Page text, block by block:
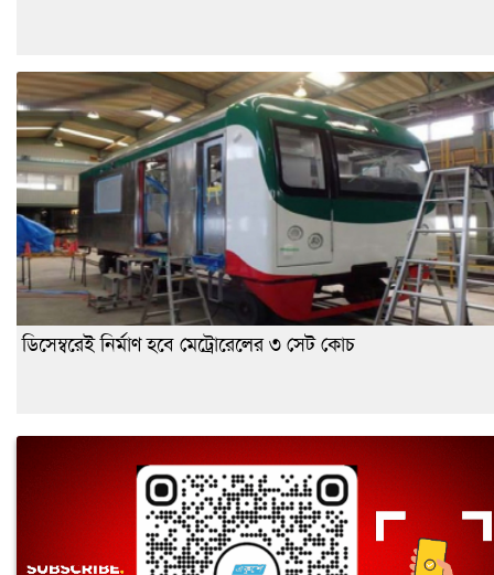
ডিসেম্বরেই নির্মাণ হবে মেট্রোরেলের ৩ সেট কোচ